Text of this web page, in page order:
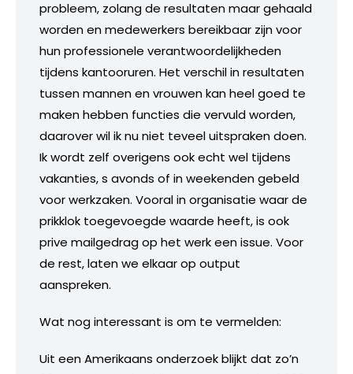
probleem, zolang de resultaten maar gehaald
worden en medewerkers bereikbaar zijn voor
hun professionele verantwoordelijkheden
tijdens kantooruren. Het verschil in resultaten
tussen mannen en vrouwen kan heel goed te
maken hebben functies die vervuld worden,
daarover wil ik nu niet teveel uitspraken doen.
Ik wordt zelf overigens ook echt wel tijdens
vakanties, s avonds of in weekenden gebeld
voor werkzaken. Vooral in organisatie waar de
prikklok toegevoegde waarde heeft, is ook
prive mailgedrag op het werk een issue. Voor
de rest, laten we elkaar op output
aanspreken.
Wat nog interessant is om te vermelden:
Uit een Amerikaans onderzoek blijkt dat zo’n